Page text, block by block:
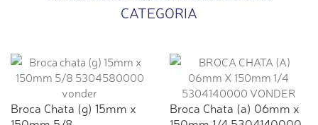
CATEGORIA
Broca Chata (g) 15mm x
Broca Chata (a) 06mm x